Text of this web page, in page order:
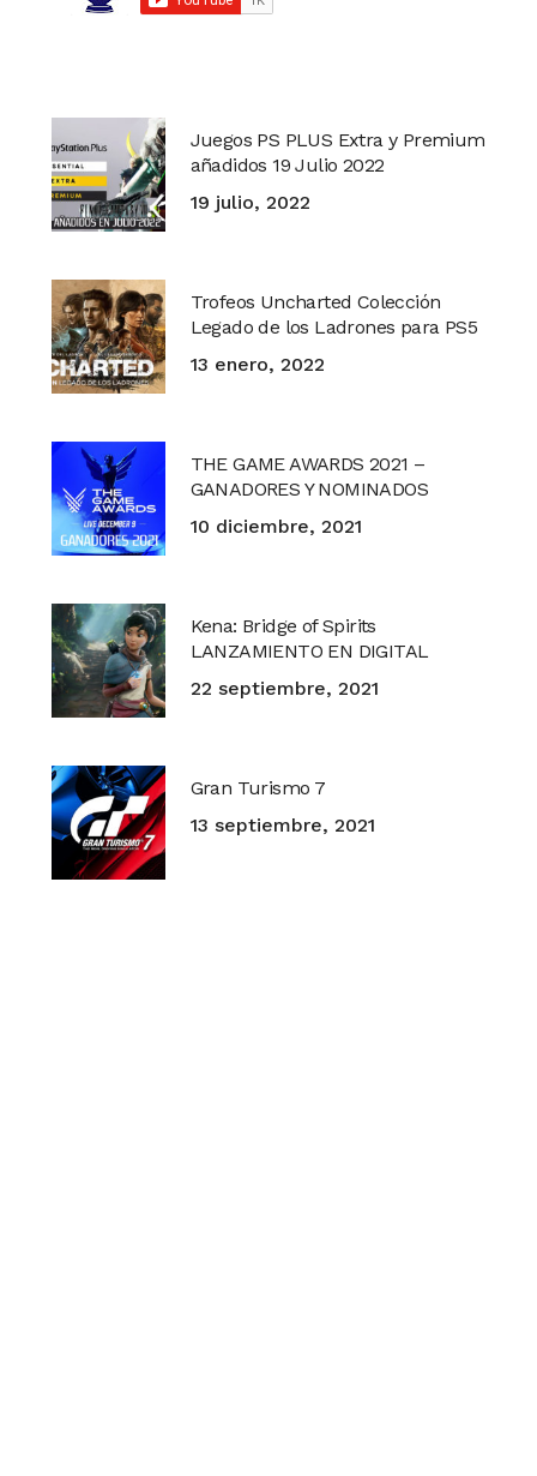
Juegos PS PLUS Extra y Premium
añadidos 19 Julio 2022
19 julio, 2022
Trofeos Uncharted Colección
Legado de los Ladrones para PS5
13 enero, 2022
THE GAME AWARDS 2021 –
GANADORES Y NOMINADOS
10 diciembre, 2021
Kena: Bridge of Spirits
LANZAMIENTO EN DIGITAL
22 septiembre, 2021
Gran Turismo 7
13 septiembre, 2021